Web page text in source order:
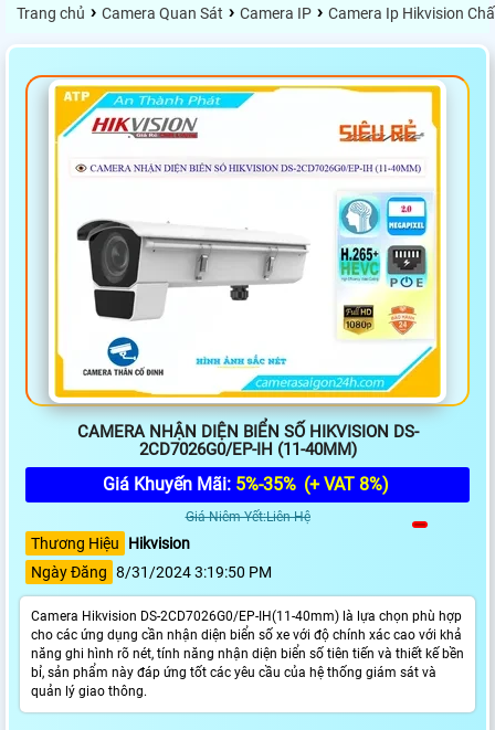
Trang chủ › Camera Quan Sát › Camera IP › Camera Ip Hikvision
CAMERA NHẬN DIỆN BIỂN SỐ HIKVISION DS-
2CD7026G0/EP-IH (11-40MM)
Giá Khuyến Mãi: 5%-35% (+ VAT 8%)
Giá Niêm Yết:Liên Hệ
Thương Hiệu
Hikvision
Ngày Đăng 8/31/2024 3:19:50 PM
Camera Hikvision DS-2CD7026G0/EP-IH(11-40mm) là lựa chọn phù hợp
cho các ứng dụng cần nhận diện biển số xe với độ chính xác cao với khả
năng ghi hình rõ nét, tính năng nhận diện biển số tiên tiến và thiết kế bền
bỉ, sản phẩm này đáp ứng tốt các yêu cầu của hệ thống giám sát và
quản lý giao thông.